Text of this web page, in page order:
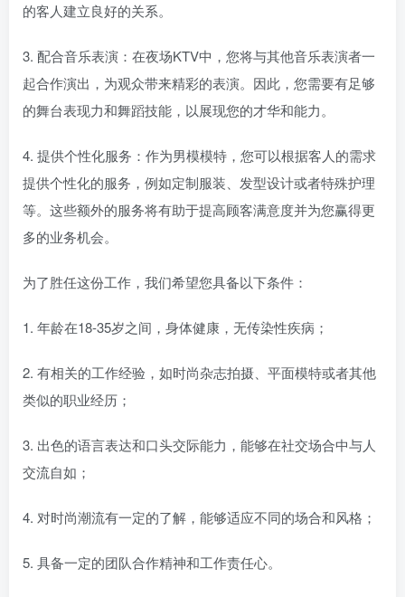
的客人建立良好的关系。
3. 配合音乐表演：在夜场KTV中，您将与其他音乐表演者一
起合作演出，为观众带来精彩的表演。因此，您需要有足够
的舞台表现力和舞蹈技能，以展现您的才华和能力。
4. 提供个性化服务：作为男模模特，您可以根据客人的需求
提供个性化的服务，例如定制服装、发型设计或者特殊护理
等。这些额外的服务将有助于提高顾客满意度并为您赢得更
多的业务机会。
为了胜任这份工作，我们希望您具备以下条件：
1. 年龄在18-35岁之间，身体健康，无传染性疾病；
2. 有相关的工作经验，如时尚杂志拍摄、平面模特或者其他
类似的职业经历；
3. 出色的语言表达和口头交际能力，能够在社交场合中与人
交流自如；
4. 对时尚潮流有一定的了解，能够适应不同的场合和风格；
5. 具备一定的团队合作精神和工作责任心。